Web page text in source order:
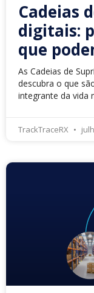
Cadeias
digitais:
que
As Cadeias de
descubra o que
integrante da vida
TrackTraceRX